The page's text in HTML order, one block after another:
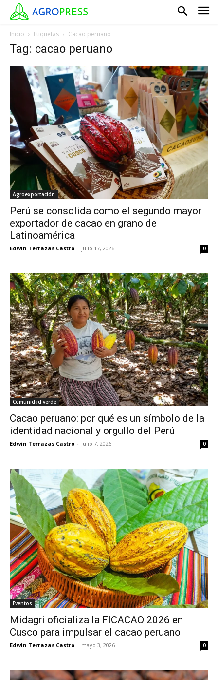
Inicio Etiquetas Cacao peruano
Tag: cacao peruano
Agroexportación
Perú se consolida como el segundo mayor
exportador de cacao en grano de
Latinoamérica
Edwin Terrazas Castro - julio 17, 2026 0
Comunidad verde
Cacao peruano: por qué es un símbolo de la
identidad nacional y orgullo del Perú
Edwin Terrazas Castro - julio 7, 2026 0
Eventos
Midagri oficializa la FICACAO 2026 en
Cusco para impulsar el cacao peruano
Edwin Terrazas Castro - mayo 3, 2026 0